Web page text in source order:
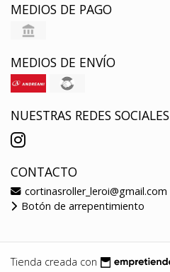
MEDIOS DE PAGO
MEDIOS DE ENVÍO
NUESTRAS REDES SOCIALES
CONTACTO
cortinasroller_leroi@gmail.com
Botón de arrepentimiento
Tienda creada con